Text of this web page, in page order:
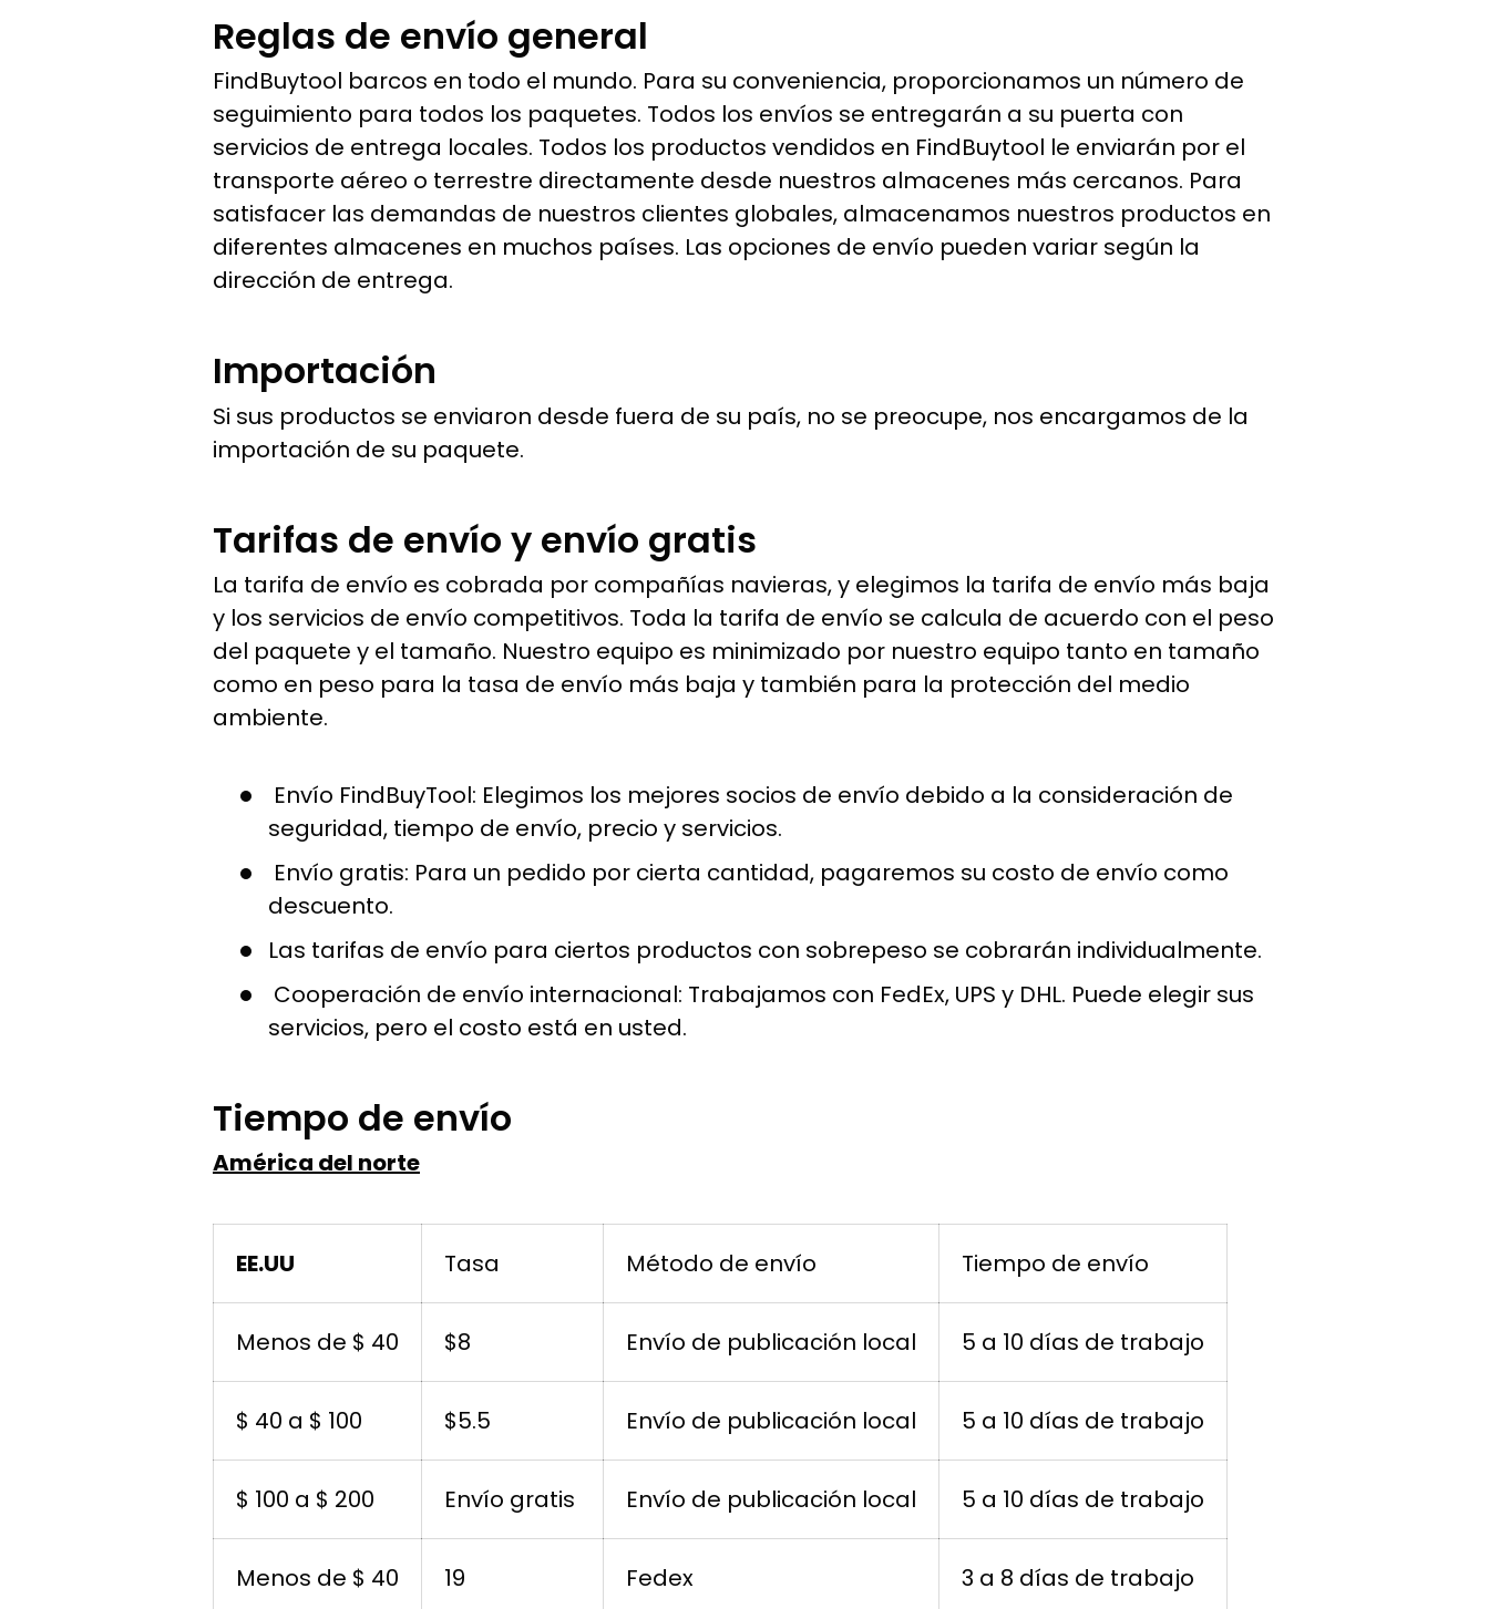
Reglas de envío general
FindBuytool barcos en todo el mundo. Para su conveniencia, proporcionamos un número de
seguimiento para todos los paquetes. Todos los envíos se entregarán a su puerta con
servicios de entrega locales. Todos los productos vendidos en FindBuytool le enviarán por el
transporte aéreo o terrestre directamente desde nuestros almacenes más cercanos. Para
satisfacer las demandas de nuestros clientes globales, almacenamos nuestros productos en
diferentes almacenes en muchos países. Las opciones de envío pueden variar según la
dirección de entrega.
Importación
Si sus productos se enviaron desde fuera de su país, no se preocupe, nos encargamos de la
importación de su paquete.
Tarifas de envío y envío gratis
La tarifa de envío es cobrada por compañías navieras, y elegimos la tarifa de envío más baja
y los servicios de envío competitivos. Toda la tarifa de envío se calcula de acuerdo con el peso
del paquete y el tamaño. Nuestro equipo es minimizado por nuestro equipo tanto en tamaño
como en peso para la tasa de envío más baja y también para la protección del medio
ambiente.
Envío FindBuyTool: Elegimos los mejores socios de envío debido a la consideración de
seguridad, tiempo de envío, precio y servicios.
Envío gratis: Para un pedido por cierta cantidad, pagaremos su costo de envío como
descuento.
Las tarifas de envío para ciertos productos con sobrepeso se cobrarán individualmente.
Cooperación de envío internacional: Trabajamos con FedEx, UPS y DHL. Puede elegir sus
servicios, pero el costo está en usted.
Tiempo de envío
América del norte
EE.UU Tasa Método de envío Tiempo de envío
Menos de $ 40 $8 Envío de publicación local 5 a 10 días de trabajo
$ 40 a $ 100 $5.5 Envío de publicación local 5 a 10 días de trabajo
$ 100 a $ 200 Envío gratis Envío de publicación local 5 a 10 días de trabajo
Menos de $ 40 19 Fedex 3 a 8 días de trabajo